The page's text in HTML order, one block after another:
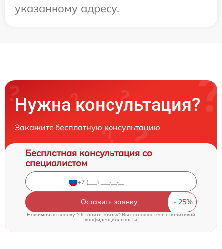
указанному адресу.
Нужна консультация?
Закажите бесплатную консультацию
Бесплатная консультация со
специалистом
Оставить заявку
Нажимая на кнопку "Оставить заявку" Вы соглашаетесь c политикой
конфиденциальности